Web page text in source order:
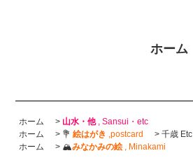
ホーム
ホーム > 山水・他, Sansui・etc
ホーム
> 💐 絵はがき ,postcard > 千歳 Etc
ホーム
> 🏔みなかみの絵, Minakami